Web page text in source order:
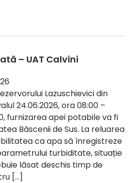
– UAT Calvini
Lazuschievici din
24.06.2026, ora 08:00 –
furnizarea apei potabile va fi
Bâscenii de Sus. La reluarea
ca apa să înregistreze
turbiditate, situație
lăsat deschis timp de
[…]